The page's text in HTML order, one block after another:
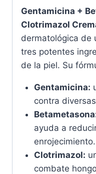
cantidad
Gentamicina +
Clotrimazol
dermatológica de
tres potentes
de la piel. Su
Gentamicina:
contra
ayuda a
enrojecimiento.
Clotrimazol:
combate